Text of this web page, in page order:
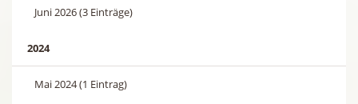
Juni 2026 (3 Einträge)
2024
Mai 2024 (1 Eintrag)